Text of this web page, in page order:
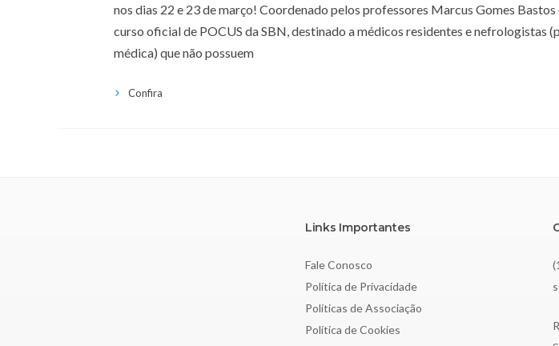
nos dias 22 e 23 de março! Coordenado pelos professores Marcus Gomes
curso oficial de POCUS da SBN, destinado a médicos residentes e nefrologistas
médica) que não possuem
Confira
Links Importantes
Fale Conosco
Política de Privacidade
Políticas de Associação
Política de Cookies